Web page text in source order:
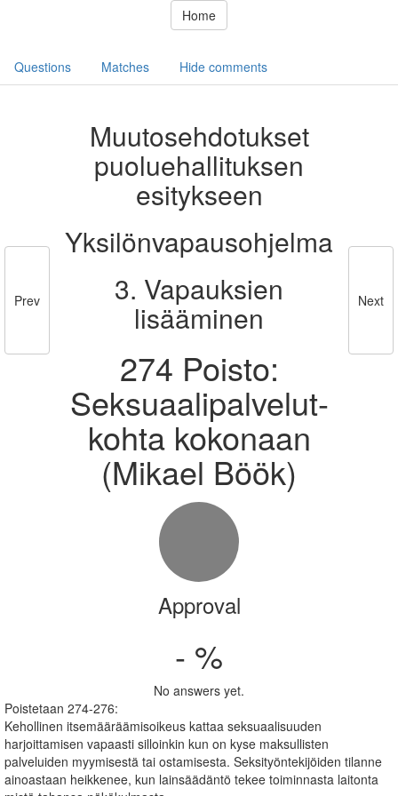
Home
Questions Matches Hide comments
Prev
Muutosehdotukset
puoluehallituksen
esitykseen
Yksilönvapausohjelma
3. Vapauksien
lisääminen
274 Poisto:
Seksuaalipalvelut-
kohta kokonaan
(Mikael Böök)
Next
Approval
- %
No answers yet.
Poistetaan 274-276:
Kehollinen itsemääräämisoikeus kattaa seksuaalisuuden
harjoittamisen vapaasti silloinkin kun on kyse maksullisten
palveluiden myymisestä tai ostamisesta. Seksityöntekijöiden tilanne
ainoastaan heikkenee, kun lainsäädäntö tekee toiminnasta laitonta